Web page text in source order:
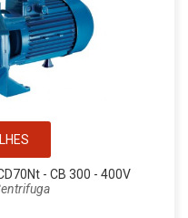
- CB 300 - 400V